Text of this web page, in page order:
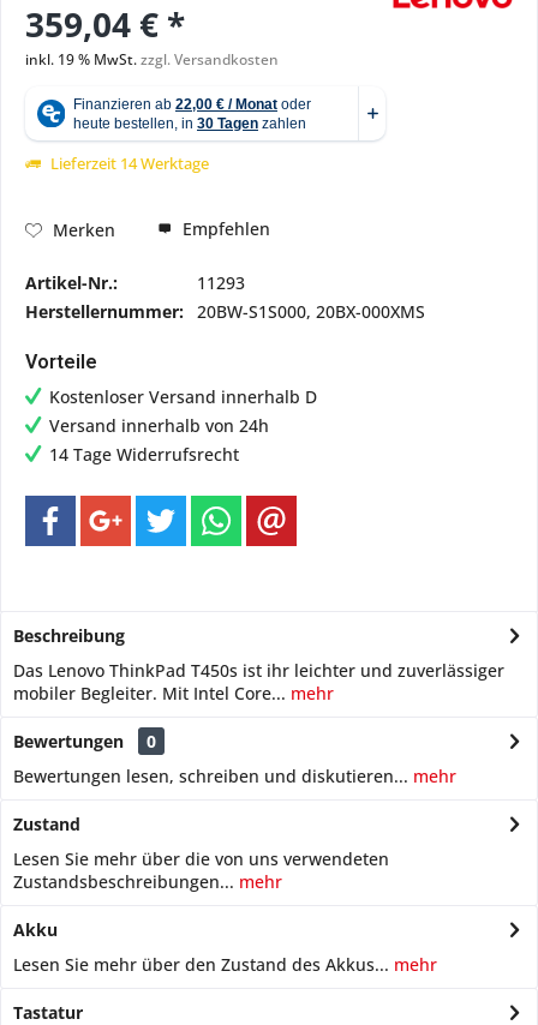
359,04 € *
inkl. 19 % MwSt.zzgl. Versandkosten
Lieferzeit 14 Werktage
Merken Empfehlen
Artikel-Nr.:
11293
Herstellernummer: 20BW-S1S000, 20BX-000XMS
Vorteile
Kostenloser Versand innerhalb D
Versand innerhalb von 24h
14 Tage Widerrufsrecht
Beschreibung
Das Lenovo ThinkPad T450s ist ihr leichter und zuverlässiger
mobiler Begleiter. Mit Intel Core... mehr
Bewertungen
0
Bewertungen lesen, schreiben und diskutieren... mehr
Zustand
Lesen Sie mehr über die von uns verwendeten
Zustandsbeschreibungen... mehr
Akku
Lesen Sie mehr über den Zustand des Akkus... mehr
Tastatur